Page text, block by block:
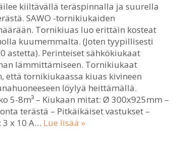
kiiltävällä teräspinnalla ja suurella
SAWO -tornikiukaiden
Tornikiuas luo erittäin kosteat
kuumemmalta. (Joten tyypillisesti
Perinteiset sähkökiukaat
lämmittämiseen. Tornikiukaat
että tornikiukaassa kiuas kivineen
löylyä heittämällä.
5-8m³ – Kiukaan mitat: Ø 300x925mm –
terästä – Pitkäikäiset vastukset –
3 x 10 A… Lue lisää »